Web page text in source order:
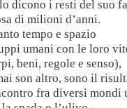
dicono i resti del suo
di milioni d’anni.
tempo e spazio
umani con le loro
beni, regole e senso),
son altro, sono il
fra diversi mondi